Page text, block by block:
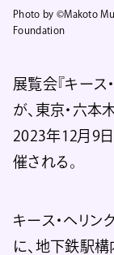
Photo by ©Makoto
Foundation
展覧会『キース
が、東京・六本
2023年12月9日
催される。
キース・ヘリン
に、地下鉄駅構